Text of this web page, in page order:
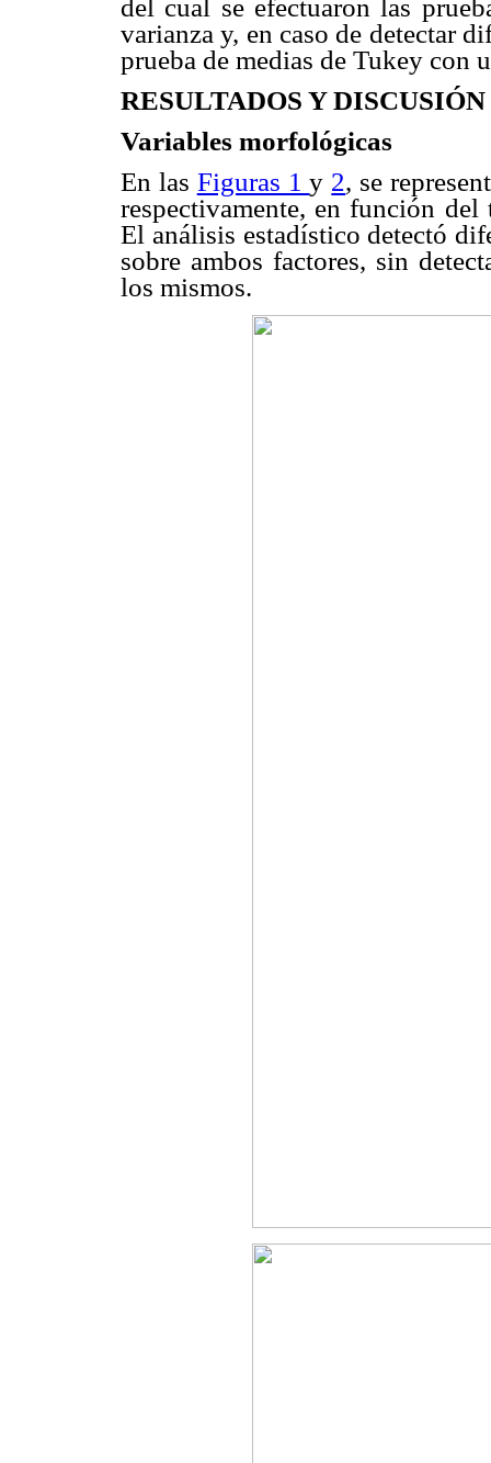
del cual se efectuaron las
varianza y, en caso de detectar
prueba de medias de Tukey
RESULTADOS Y DISCUSIÓN
Variables morfológicas
En las Figuras 1y 2, se
respectivamente, en función
El análisis estadístico detectó
sobre ambos factores, sin
los mismos.